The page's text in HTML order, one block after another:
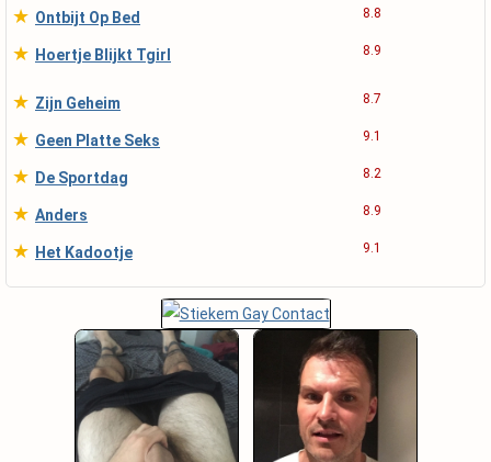
★ Ontbijt Op Bed 8.8
★ Hoertje Blijkt Tgirl 8.9
★ Zijn Geheim 8.7
★ Geen Platte Seks 9.1
★ De Sportdag 8.2
★ Anders 8.9
★ Het Kadootje 9.1